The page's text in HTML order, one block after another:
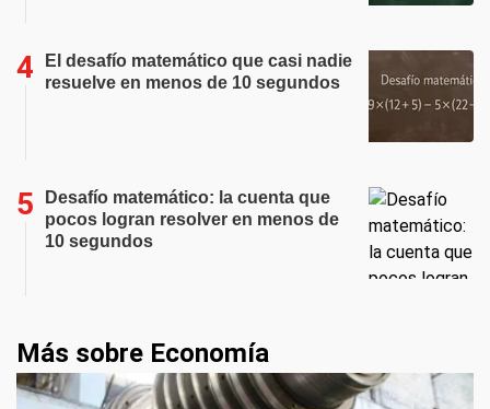
El desafío matemático que casi nadie
resuelve en menos de 10 segundos
Desafío matemático: la cuenta que
pocos logran resolver en menos de
10 segundos
Más sobre Economía